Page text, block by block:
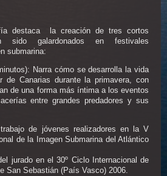
destaca la creación de tres cortos
sido galardonados en festivales
submarina:
Narra cómo se desarrolla la vida
Canarias durante la primavera, con
de una forma más íntima a los eventos
entre grandes predadores y sus
de jóvenes realizadores en la V
de la Imagen Submarina del Atlántico
jurado en el 30º Ciclo Internacional de
San Sebastián (País Vasco) 2006.